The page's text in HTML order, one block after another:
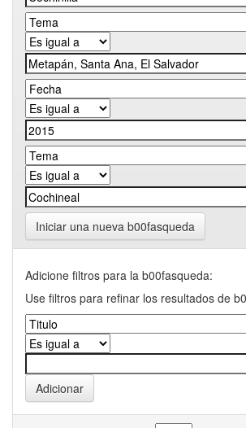
Iniciar una nueva b00fasqueda
Adicione filtros para la b00fasqueda:
Use filtros para refinar los resultados de